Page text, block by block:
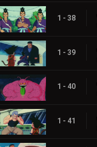
1 - 38
1 - 39
1 - 40
1 - 41